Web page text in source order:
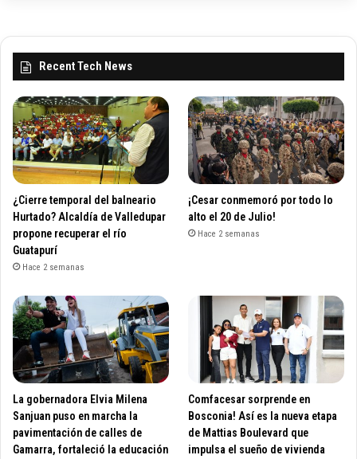
Recent Tech News
¿Cierre temporal del balneario
Hurtado? Alcaldía de Valledupar
propone recuperar el río
Guatapurí
Hace 2 semanas
¡Cesar conmemoró por todo lo
alto el 20 de Julio!
Hace 2 semanas
La gobernadora Elvia Milena
Sanjuan puso en marcha la
pavimentación de calles de
Gamarra, fortaleció la educación
Comfacesar sorprende en
Bosconia! Así es la nueva etapa
de Mattias Boulevard que
impulsa el sueño de vivienda